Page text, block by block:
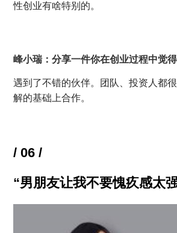
性创业有啥特别的。
峰小瑞：分享一件你在创业过程中觉
遇到了不错的伙伴。团队、投资人都
解的基础上合作。
/ 06 /
“男朋友让我不要愧疚感太